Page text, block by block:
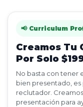
📢 Curriculum
Creamos Tu
Por Solo
No basta con tener
bien presentado,
reclutador.
presentación para